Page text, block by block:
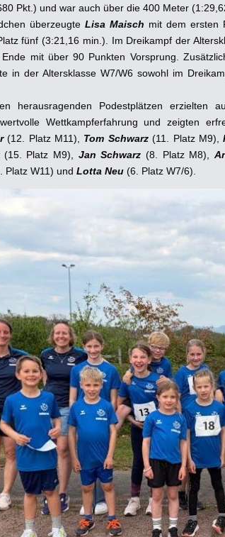
Pkt.) und war auch über die 400 Meter
überzeugteLisa Maisch mit dem ersten
fünf (3:21,16 min.). Im Dreikampf der
mit über 90 Punkten Vorsprung.
in der Altersklasse W7/W6 sowohl im
herausragenden Podestplätzen erzielten
Wettkampferfahrung und zeigten
(12. Platz M11), Tom Schwarz(11. Platz M9),
Platz M9), Jan Schwarz (8. Platz M8),
Platz W11) und Lotta Neu(6. Platz W7/6).